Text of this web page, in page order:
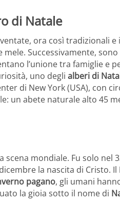
di Natale
ora così tradizionali
Successivamente,
l’unione tra famiglie e
uno degli alberi di
di New York (USA), con
un abete naturale alto 45
mondiale. Fu solo nel
la nascita di Cristo.
pagano, gli umani
la gioia sotto il nome di